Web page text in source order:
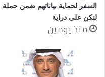
السفر لحماية بياناتهم ضمن حملة
لنكن على دراية
منذ يومين